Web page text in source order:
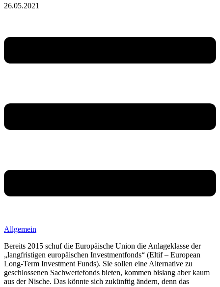
26.05.2021
Allgemein
Bereits 2015 schuf die Europäische Union die Anlageklasse der
„langfristigen europäischen Investmentfonds“ (Eltif – European
Long-Term Investment Funds). Sie sollen eine Alternative zu
geschlossenen Sachwertefonds bieten, kommen bislang aber kaum
aus der Nische. Das könnte sich zukünftig ändern, denn das